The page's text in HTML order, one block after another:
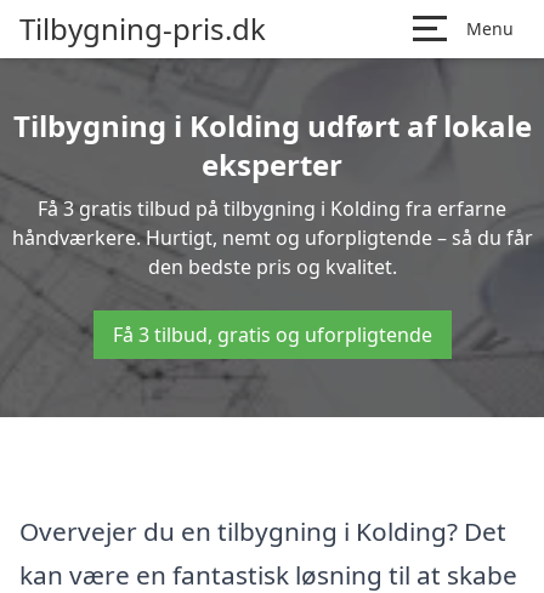
Tilbygning-pris.dk Menu
Tilbygning i Kolding udført af lokale
eksperter
Få 3 gratis tilbud på tilbygning i Kolding fra erfarne
håndværkere. Hurtigt, nemt og uforpligtende – så du får
den bedste pris og kvalitet.
Få 3 tilbud, gratis og uforpligtende
Overvejer du en tilbygning i Kolding? Det
kan være en fantastisk løsning til at skabe